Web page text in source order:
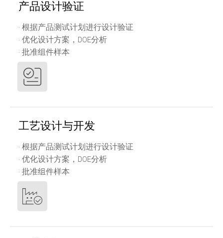
产品设计验证
· 根据产品测试计划进行设计验证
· 优化设计方案，DOE分析
· 批准组件样本
工艺设计与开发
· 根据产品测试计划进行设计验证
· 优化设计方案，DOE分析
· 批准组件样本